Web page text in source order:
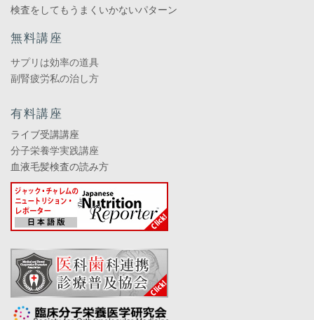
検査をしてもうまくいかないパターン
無料講座
サプリは効率の道具
副腎疲労私の治し方
有料講座
ライブ受講講座
分子栄養学実践講座
血液毛髪検査の読み方